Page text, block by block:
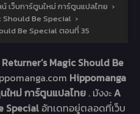
เว็บการ์ตูนใหม่ การ์ตูนแปลไทย ›
Should Be Special ›
Be Special ตอนที่ 35
Magic Should Be
Hippomanga
ใหม่ การ์ตูนแปลไทย . มังงะA
Special อัทเดทอยู่ตลอดที่เว็บ